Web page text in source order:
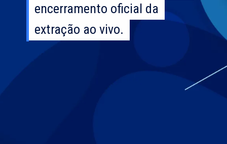
encerramento oficial da
extração ao vivo.
encerramento oficial da
extração ao vivo.